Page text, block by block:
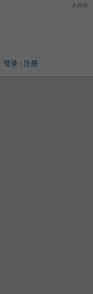
太师椅
登录 注册